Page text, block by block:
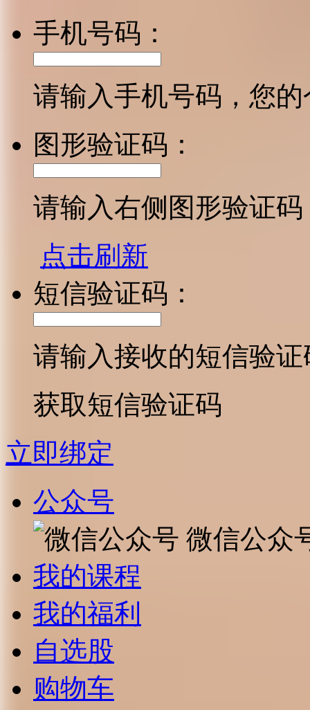
手机号码：
请输入手机号码，您
图形验证码：
请输入右侧图形验证码
点击刷新
短信验证码：
请输入接收的短信验证
获取短信验证码
立即绑定
公众号
微信公众
我的课程
我的福利
自选股
购物车